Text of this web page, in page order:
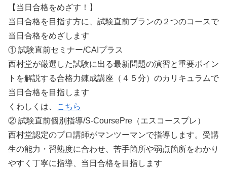
【当日合格をめざす！】
当日合格を目指す方に、試験直前プランの２つのコースで
当日合格をめざします
① 試験直前セミナー/CAIプラス
西村堂が厳選した試験に出る最新問題の演習と重要ポイン
トを解説する合格力錬成講座（４５分）のカリキュラムで
当日合格を目指します
くわしくは、
こちら
② 試験直前個別指導/S-CoursePre（エスコースプレ）
西村堂認定のプロ講師がマンツーマンで指導します。受講
生の能力・習熟度に合わせ、苦手箇所や弱点箇所をわかり
やすく丁寧に指導、当日合格を目指します